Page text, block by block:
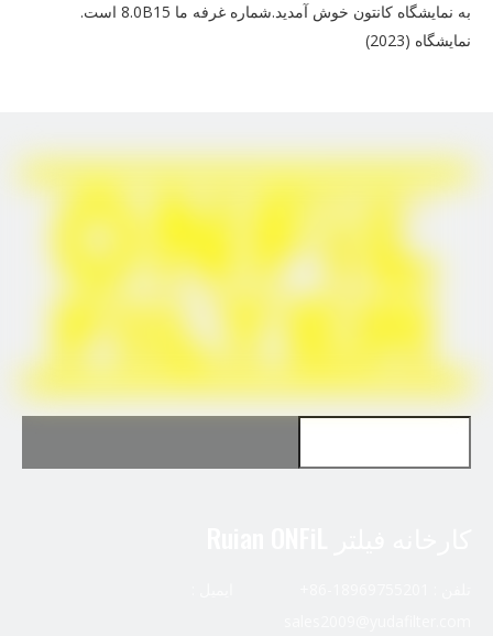
26560143
به نمایشگاه کانتون خوش آمدید.شماره غرفه ما 8.0B15 است.
نمایشگاه (2023)